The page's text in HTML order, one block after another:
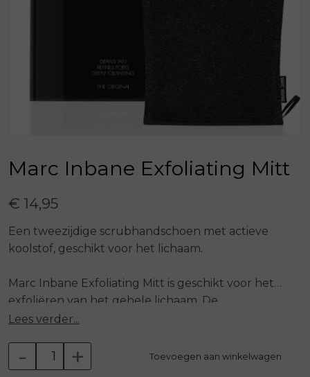
Marc Inbane Exfoliating Mitt
€ 14,95
Een tweezijdige scrubhandschoen met actieve
koolstof, geschikt voor het lichaam.
Marc Inbane Exfoliating Mitt is geschikt voor het
exfoliëren van het gehele lichaam. De
scrubhandschoen bestaat uit twee zijdes. Een
actieve koolstof. Dode huidcellen, overtollige
resten van zelfbruiner worden verwijderd en de
Lees verder...
- + Toevoegen aan winkelwagen